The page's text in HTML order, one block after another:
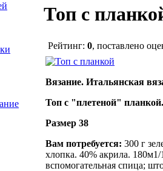
Топ с
Рейтинг: 0, поставлено
Вязание. Итальянская
Топ с "плетеной" планкой.
Размер 38
Вам потребуется: 300 г
хлопка. 40% акрила.
вспомогательная спица;